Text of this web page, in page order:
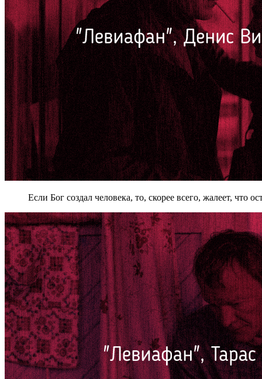
Если Бог создал человека, то, скорее всего, жалеет, что